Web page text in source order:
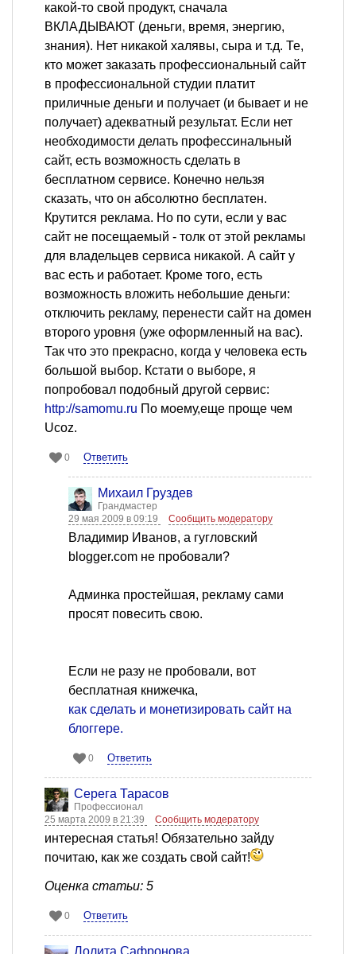
какой-то свой продукт, сначала
ВКЛАДЫВАЮТ (деньги, время, энергию,
знания). Нет никакой халявы, сыра и т.д. Те,
кто может заказать профессиональный сайт
в профессиональной студии платит
приличные деньги и получает (и бывает и не
получает) адекватный результат. Если нет
необходимости делать профессинальный
сайт, есть возможность сделать в
бесплатном сервисе. Конечно нельзя
сказать, что он абсолютно бесплатен.
Крутится реклама. Но по сути, если у вас
сайт не посещаемый - толк от этой рекламы
для владельцев сервиса никакой. А сайт у
вас есть и работает. Кроме того, есть
возможность вложить небольшие деньги:
отключить рекламу, перенести сайт на домен
второго уровня (уже оформленный на вас).
Так что это прекрасно, когда у человека есть
большой выбор. Кстати о выборе, я
попробовал подобный другой сервис:
http://samomu.ru По моему,еще проще чем
Ucoz.
0 Ответить
Михаил Груздев
Грандмастер
29 мая 2009 в 09:19
Сообщить модератору
Владимир Иванов, а гугловский
blogger.com не пробовали?
Админка простейшая, рекламу сами
просят повесить свою.
Если не разу не пробовали, вот
бесплатная книжечка,
как сделать и монетизировать сайт на
блоггере.
0 Ответить
Серега Тарасов
Профессионал
25 марта 2009 в 21:39
Сообщить модератору
интересная статья! Обязательно зайду
почитаю, как же создать свой сайт!
Оценка статьи: 5
0 Ответить